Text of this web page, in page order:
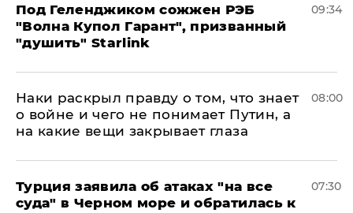
Под Геленджиком сожжен РЭБ
"Волна Купол Гарант", призванный
"душить" Starlink
09:34
Наки раскрыл правду о том, что знает
о войне и чего не понимает Путин, а
на какие вещи закрывает глаза
08:00
Турция заявила об атаках "на все
суда" в Черном море и обратилась к
07:30